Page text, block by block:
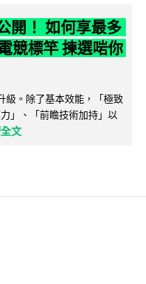
開！ 如何享最多
競標竿 揀選啱你
級。除了基本效能，「極致
」、「前瞻技術加持」以
文